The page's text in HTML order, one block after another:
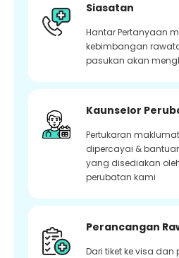
Siasatan
Hantar Pertanyaan
kebimbangan
pasukan akan
Kaunselor
Pertukaran
dipercayai &
yang disediakan
perubatan kami
Perancangan
Dari tiket ke visa dan